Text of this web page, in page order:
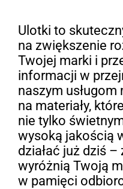
Ulotki to
na zwiększenie
Twojej marki i
informacji w
naszym
na materiały,
nie tylko
wysoką jakością
działać już dziś
wyróżnią Twoją
w pamięci